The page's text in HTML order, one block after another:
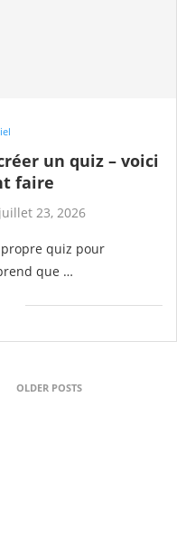
un quiz – voici
faire
juillet 23, 2026
quiz pour
que …
OLDER POSTS